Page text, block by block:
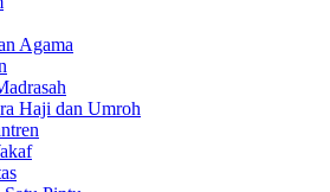
Agama
Haji dan Umroh